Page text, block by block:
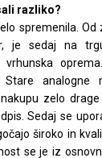
razliko?
spremenila. Od
je sedaj na
vrhunska
Stare analogne
zelo
Sedaj se
široko in
se je iz